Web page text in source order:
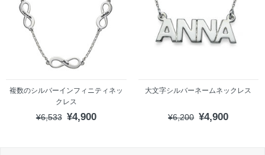
複数のシルバーインフィニティネッ
クレス
¥6,533 ¥4,900
大文字シルバーネームネックレス
¥6,200 ¥4,900